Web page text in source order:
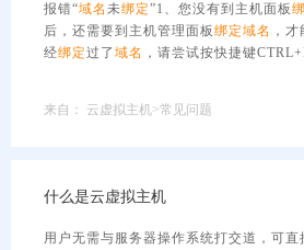
报错“域名 未绑定”1、您没有到主机面板
后，还需要到主机管理面板绑定域名 ，
经绑定过了 域名 ，请尝试按快捷键
来自： 云虚拟主机>常见问题
什么是云虚拟主机
用户无需与服务器操作系统打交道，可